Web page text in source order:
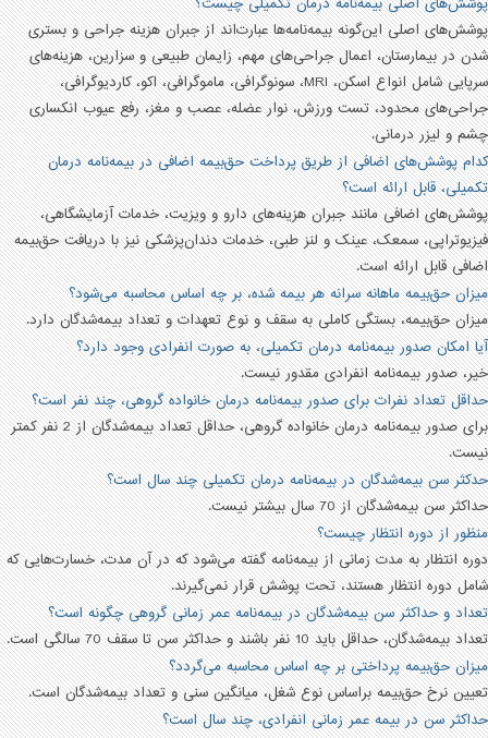
پوشش‌های اصلی این‌گونه بیمه‌نامه‌ها عبارت‌اند از جبران هزینه جراحی و بستری
شدن در بیمارستان، اعمال جراحی‌های مهم، زایمان طبیعی و سزارین، هزینه‌های
سرپایی شامل انواع اسکن، MRI، سونوگرافی، ماموگرافی، اکو، کاردیوگرافی،
جراحی‌های محدود، تست ورزش، نوار عضله، عصب و مغز، رفع عیوب انکساری
چشم و لیزر درمانی.
کدام پوشش‌های اضافی از طریق پرداخت حق‌بیمه اضافی در بیمه‌نامه درمان
تکمیلی، قابل ارائه است؟
پوشش‌های اضافی مانند جبران هزینه‌های دارو و ویزیت، خدمات آزمایشگاهی،
فیزیوتراپی، سمعک، عینک و لنز طبی، خدمات دندان‌پزشکی نیز با دریافت حق‌بیمه
اضافی قابل ارائه است.
میزان حق‌بیمه ماهانه سرانه هر بیمه شده، بر چه اساس محاسبه می‌شود؟
میزان حق‌بیمه، بستگی کاملی به سقف و نوع تعهدات و تعداد بیمه‌شدگان دارد.
آیا امکان صدور بیمه‌نامه درمان تکمیلی، به صورت انفرادی وجود دارد؟
خیر، صدور بیمه‌نامه انفرادی مقدور نیست.
حداقل تعداد نفرات برای صدور بیمه‌نامه درمان خانواده گروهی، چند نفر است؟
برای صدور بیمه‌نامه درمان خانواده گروهی، حداقل تعداد بیمه‌شدگان از 2 نفر کمتر
نیست.
حدکثر سن بیمه‌شدگان در بیمه‌نامه درمان تکمیلی چند سال است؟
حداکثر سن بیمه‌شدگان از 70 سال بیشتر نیست.
منظور از دوره انتظار چیست؟
دوره انتظار به مدت زمانی از بیمه‌نامه گفته می‌شود که در آن مدت، خسارت‌هایی که
شامل دوره انتظار هستند، تحت پوشش قرار نمی‌گیرند.
تعداد و حداکثر سن بیمه‌شدگان در بیمه‌نامه عمر زمانی گروهی چگونه است؟
تعداد بیمه‌شدگان، حداقل باید 10 نفر باشند و حداکثر سن تا سقف 70 سالگی است.
میزان حق‌بیمه پرداختی بر چه اساس محاسبه می‌گردد؟
تعیین نرخ حق‌بیمه براساس نوع شغل، میانگین سنی و تعداد بیمه‌شدگان است.
حداکثر سن در بیمه عمر زمانی انفرادی، چند سال است؟